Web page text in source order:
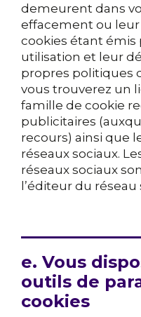
demeurent dans
effacement ou leur
cookies étant émis
utilisation et leur
propres politiques
vous trouverez un
famille de cookie
publicitaires
recours) ainsi que
réseaux sociaux.
réseaux sociaux
l’éditeur du
e. Vous
outils de
cookies